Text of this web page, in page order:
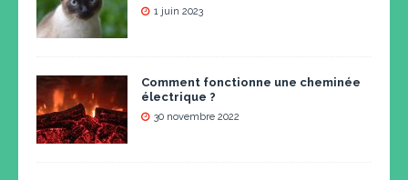
1 juin 2023
Comment fonctionne une cheminée
électrique ?
30 novembre 2022